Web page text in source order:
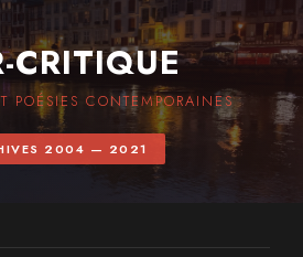
CRITIQUE
POÉSIES CONTEMPORAINES
2004 — 2021